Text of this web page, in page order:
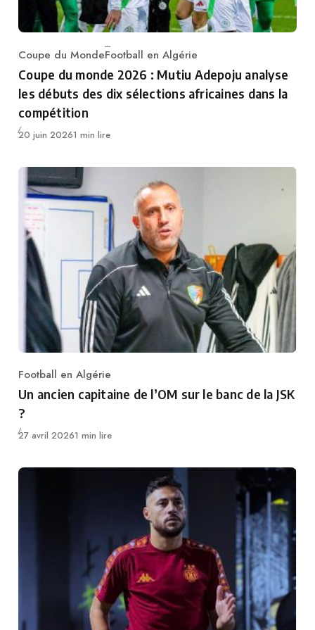
Category
Coupe du MondeFootball en Algérie
Coupe du monde 2026 : Mutiu Adepoju analyse
les débuts des dix sélections africaines dans la
compétition
Publié
20 juin 20261 min lire
Category
Football en Algérie
Un ancien capitaine de l’OM sur le banc de la JSK
?
Publié
27 avril 20261 min lire